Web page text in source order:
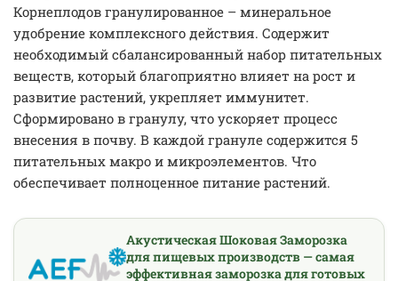
Корнеплодов гранулированное – минеральное
удобрение комплексного действия. Содержит
необходимый сбалансированный набор питательных
веществ, который благоприятно влияет на рост и
развитие растений, укрепляет иммунитет.
Сформировано в гранулу, что ускоряет процесс
внесения в почву. В каждой грануле содержится 5
питательных макро и микроэлементов. Что
обеспечивает полноценное питание растений.
Акустическая Шоковая Заморозка
для пищевых производств — самая
эффективная заморозка для готовых